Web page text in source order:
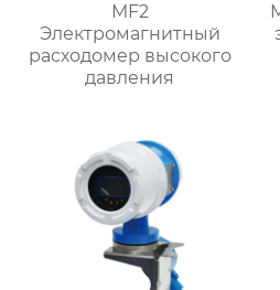
MF2
Электромагнитный
расходомер высокого
давления